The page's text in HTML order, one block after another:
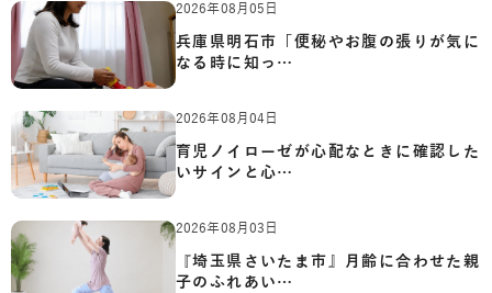
2026年08月05日
兵庫県明石市「便秘やお腹の張りが気に
なる時に知っ…
2026年08月04日
育児ノイローゼが心配なときに確認した
いサインと心…
2026年08月03日
『埼玉県さいたま市』月齢に合わせた親
子のふれあい…